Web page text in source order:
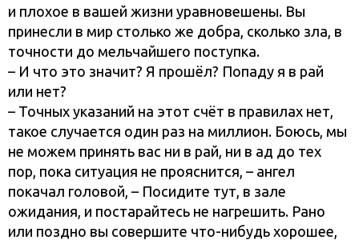
и плохое в вашей жизни уравновешены. Вы
принесли в мир столько же добра, сколько зла, в
точности до мельчайшего поступка.
– И что это значит? Я прошёл? Попаду я в рай
или нет?
– Точных указаний на этот счёт в правилах нет,
такое случается один раз на миллион. Боюсь, мы
не можем принять вас ни в рай, ни в ад до тех
пор, пока ситуация не прояснится, – ангел
покачал головой, – Посидите тут, в зале
ожидания, и постарайтесь не нагрешить. Рано
или поздно вы совершите что-нибудь хорошее,